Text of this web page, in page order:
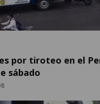
por tiroteo en el
sábado